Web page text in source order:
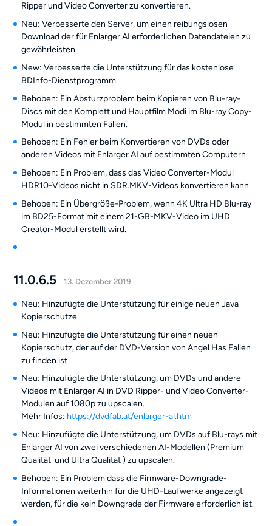
Ripper und Video Converter zu konvertieren.
Neu: Verbesserte den Server, um einen reibungslosen
Download der für Enlarger AI erforderlichen Datendateien zu
gewährleisten.
New: Verbesserte die Unterstützung für das kostenlose
BDInfo-Dienstprogramm.
Behoben: Ein Absturzproblem beim Kopieren von Blu-ray-
Discs mit den Komplett und Hauptfilm Modi im Blu-ray Copy-
Modul in bestimmten Fällen.
Behoben: Ein Fehler beim Konvertieren von DVDs oder
anderen Videos mit Enlarger AI auf bestimmten Computern.
Behoben: Ein Problem, dass das Video Converter-Modul
HDR10-Videos nicht in SDR.MKV-Videos konvertieren kann.
Behoben: Ein Übergröße-Problem, wenn 4K Ultra HD Blu-ray
im BD25-Format mit einem 21-GB-MKV-Video im UHD
Creator-Modul erstellt wird.
11.0.6.5 13. Dezember 2019
Neu: Hinzufügte die Unterstützung für einige neuen Java
Kopierschutze.
Neu: Hinzufügte die Unterstützung für einen neuen
Kopierschutz, der auf der DVD-Version von Angel Has Fallen
zu finden ist .
Neu: Hinzufügte die Unterstützung, um DVDs und andere
Videos mit Enlarger AI in DVD Ripper- und Video Converter-
Modulen auf 1080p zu upscalen.
Mehr Infos: https://dvdfab.at/enlarger-ai.htm
Neu: Hinzufügte die Unterstützung, um DVDs auf Blu-rays mit
Enlarger AI von zwei verschiedenen AI-Modellen (Premium
Qualität und Ultra Qualität ) zu upscalen.
Behoben: Ein Problem dass die Firmware-Downgrade-
Informationen weiterhin für die UHD-Laufwerke angezeigt
werden, für die kein Downgrade der Firmware erforderlich ist.